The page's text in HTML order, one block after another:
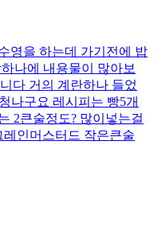
영을 하는데 가기전에 밥
나에 내용물이 많아보
다 거의 계란하나 들었
나구요 레시피는 빵5개
2큰술정도? 많이넣는걸
인머스터드 작은큰술